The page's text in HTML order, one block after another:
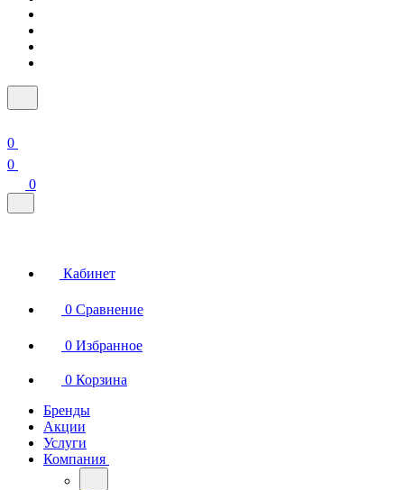
0
0
0
Кабинет
0 Сравнение
0 Избранное
0 Корзина
Бренды
Акции
Услуги
Компания